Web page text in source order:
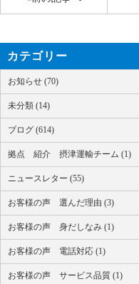
カテゴリー
お知らせ (70)
未分類 (14)
ブログ (614)
拠点 紹介 摂津運輸チーム (1)
ニュースレター (55)
お客様の声 選んだ理由 (3)
お客様の声 身だしなみ (1)
お客様の声 電話対応 (1)
お客様の声 サービス品質 (1)